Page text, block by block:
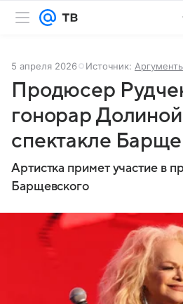
5 апреля 2026 Источник:
Продюсер
гонорар Долиной
спектакле
Артистка примет участие в
Барщевского